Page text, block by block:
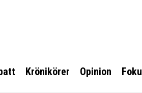
Krönikörer Opinion